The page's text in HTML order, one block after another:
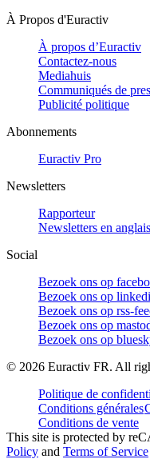
À Propos d'Euractiv
À propos d’Euractiv
Contactez-nous
Mediahuis
Communiqués de
Publicité politique
Abonnements
Euractiv Pro
Newsletters
Rapporteur
Newsletters en anglais
Social
Bezoek ons op
Bezoek ons op
Bezoek ons op rss-
Bezoek ons op
Bezoek ons op
© 2026 Euractiv FR. All
Politique de
Conditions générales
Conditions de vente
This site is protected by
Policy and Terms of Service